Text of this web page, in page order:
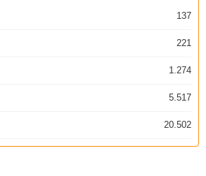
137
221
1.274
5.517
20.502